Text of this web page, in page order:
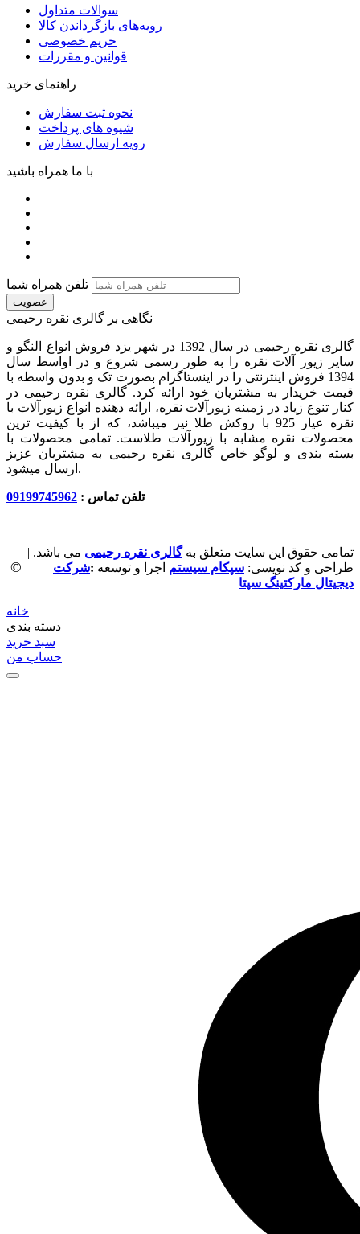
سوالات متداول
رویه‌های بازگرداندن کالا
حریم خصوصی
قوانین و مقررات
راهنمای خرید
نحوه ثبت سفارش
شیوه های پرداخت
رویه ارسال سفارش
با ما همراه باشید
تلفن همراه شما
عضویت
نگاهی بر گالری نقره رحیمی
گالری نقره رحیمی در سال 1392 در شهر یزد فروش انواع النگو و
سایر زیور آلات نقره را به طور رسمی شروع و در اواسط سال
1394 فروش اینترنتی را در اینستاگرام بصورت تک و بدون واسطه با
قیمت خریدار به مشتریان خود ارائه کرد. گالری نقره رحیمی در
کنار تنوع زیاد در زمینه زیورآلات نقره، ارائه دهنده انواع زیورآلات با
نقره عیار 925 با روکش طلا نیز میباشد، که از با کیفیت‏ ترین
محصولات نقره مشابه با زیورآلات طلاست. تمامی محصولات با
بسته بندی و لوگو خاص گالری نقره رحیمی به مشتریان عزیز
ارسال میشود.
تلفن تماس : 09199745962
©
تمامی حقوق این سایت متعلق بهگالری نقره رحیمی می باشد. |
طراحی و کد نویسی: سپکام سیستم اجرا و توسعه :شرکت
دیجیتال مارکتینگ سپتا
خانه
دسته بندی
سبد خرید
حساب من